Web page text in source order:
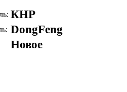
КНР
DongFeng
Новое